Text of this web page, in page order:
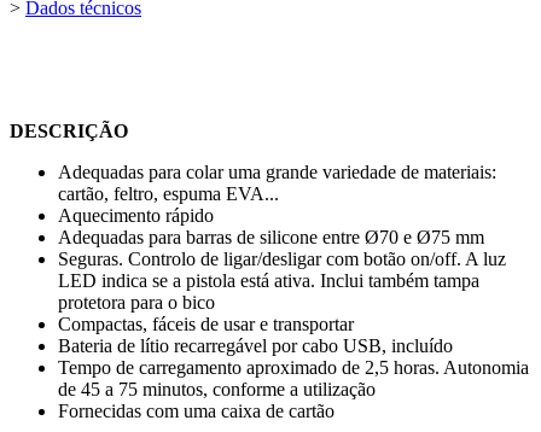
> Dados técnicos
DESCRIÇÃO
Adequadas para colar uma grande variedade de materiais:
cartão, feltro, espuma EVA...
Aquecimento rápido
Adequadas para barras de silicone entre Ø70 e Ø75 mm
Seguras. Controlo de ligar/desligar com botão on/off. A luz
LED indica se a pistola está ativa. Inclui também tampa
protetora para o bico
Compactas, fáceis de usar e transportar
Bateria de lítio recarregável por cabo USB, incluído
Tempo de carregamento aproximado de 2,5 horas. Autonomia
de 45 a 75 minutos, conforme a utilização
Fornecidas com uma caixa de cartão